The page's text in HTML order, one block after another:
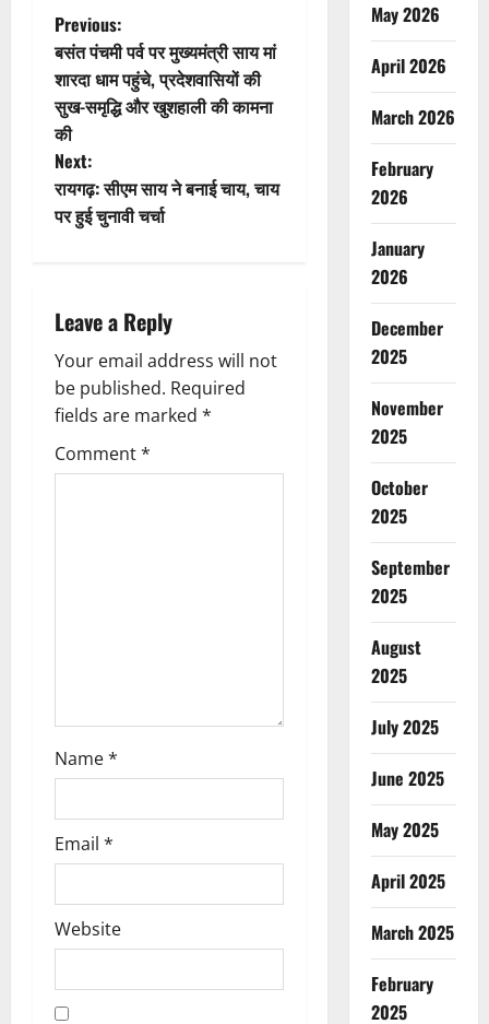
P
o
s
t
n
v
i
g
a
t
Previous:
बसंत पंचमी पर्व पर मुख्यमंत्री साय मां
शारदा धाम पहुंचे, प्रदेशवासियों की
सुख-समृद्धि और खुशहाली की कामना
की
Next:
रायगढ़: सीएम साय ने बनाई चाय, चाय
पर हुई चुनावी चर्चा
Leave a Reply
Your email address will not
be published. Required
fields are marked *
Comment*
Name*
Email *
Website
May 2026
April 2026
March 2026
February
2026
January
2026
December
2025
November
2025
October
2025
September
2025
August
2025
July 2025
June 2025
May 2025
April 2025
March 2025
February
2025